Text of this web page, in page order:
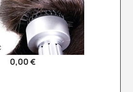
0,00 €